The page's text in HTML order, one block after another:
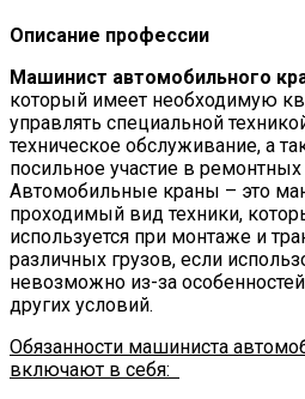
Описание профессии
Машинист автомобильного
который имеет необходимую
управлять специальной
техническое обслуживание, а
посильное участие в ремонтных
Автомобильные краны – это
проходимый вид техники,
используется при монтаже и
различных грузов, если
невозможно из-за
других условий.
Обязанности машиниста
включают в себя: